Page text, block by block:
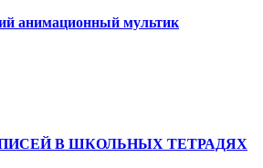
анимационный мультик
В ШКОЛЬНЫХ ТЕТРАДЯХ